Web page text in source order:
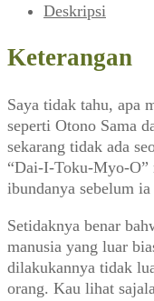
November
1963)
Deskripsi
Keterangan
Saya tidak tahu, apa
seperti Otono Sama
sekarang tidak ada
“Dai-I-Toku-Myo-
ibundanya sebelum
Setidaknya benar
manusia yang luar
dilakukannya tidak
orang. Kau lihat